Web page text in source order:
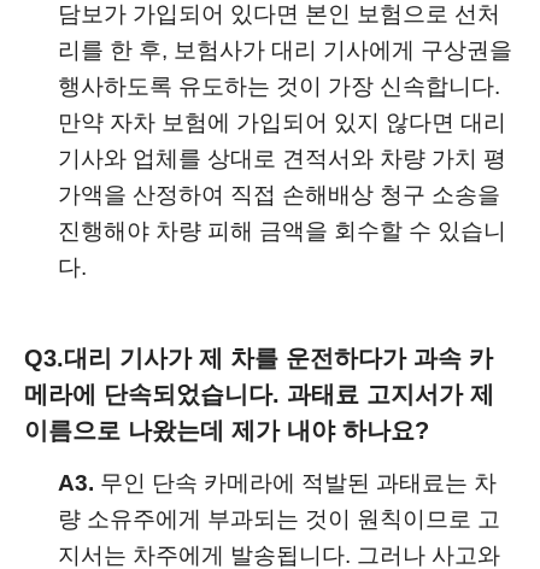
담보가 가입되어 있다면 본인 보험으로 선처
리를 한 후, 보험사가 대리 기사에게 구상권을
행사하도록 유도하는 것이 가장 신속합니다.
만약 자차 보험에 가입되어 있지 않다면 대리
기사와 업체를 상대로 견적서와 차량 가치 평
가액을 산정하여 직접 손해배상 청구 소송을
진행해야 차량 피해 금액을 회수할 수 있습니
다.
Q3.대리 기사가 제 차를 운전하다가 과속 카
메라에 단속되었습니다. 과태료 고지서가 제
이름으로 나왔는데 제가 내야 하나요?
A3. 무인 단속 카메라에 적발된 과태료는 차
량 소유주에게 부과되는 것이 원칙이므로 고
지서는 차주에게 발송됩니다. 그러나 사고와